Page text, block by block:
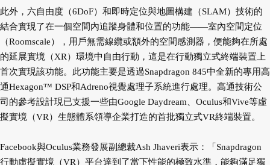
此外，六自由度（6DoF）和即時定位與地圖構建（SLAM）技術的
結合實現了在一個空間內追蹤身體和位置的功能——室內空間定位
（Roomscale），用戶無需線纜或額外的空間感測器，便能夠在所處
的延展實境（XR）環境中自由行動，這是在行動獨立式終端裝置上
首次實現該功能。此功能主要是透過Snapdragon 845中全新的專用高
通Hexagon™ DSP和Adreno視覺處理子系統進行處理。高通技術公
司的參考設計現已支援一些由Google Daydream、Oculus和Vive等虛
擬實境（VR）生態體系領導企業打造的首批獨立式VR終端裝置。
Facebook與Oculus業務發展副總裁Ash Jhaveri表示：「Snapdragon
行動虛擬實境（VR）平台達到了當下性能的極致水準，能夠滿足獨